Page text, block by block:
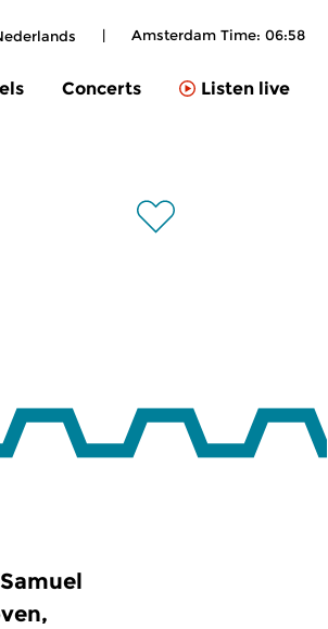
| Amsterdam Time: 06:58
Concerts Listen live